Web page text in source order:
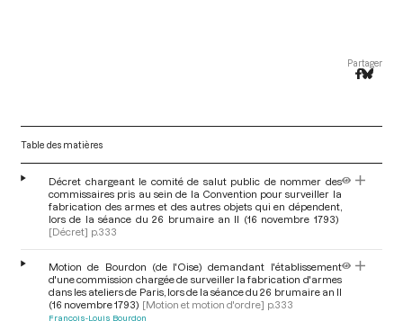
Partager
Table des matières
Décret chargeant le comité de salut public de nommer des
commissaires pris au sein de la Convention pour surveiller la
fabrication des armes et des autres objets qui en dépendent,
lors de la séance du 26 brumaire an II (16 novembre 1793)
[Décret] p.333
Motion de Bourdon (de l'Oise) demandant l'établissement
d'une commission chargée de surveiller la fabrication d'armes
dans les ateliers de Paris, lors de la séance du 26 brumaire an II
(16 novembre 1793) [Motion et motion d'ordre] p.333
François-Louis Bourdon